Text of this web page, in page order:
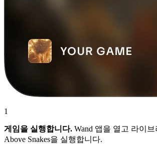
1
게임을 실행합니다. Wand 앱을 열고 라이
Above Snakes을 실행합니다.